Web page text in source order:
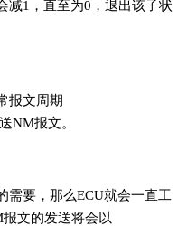
减1，直至为0，退出该子状
报文周期
NM报文。
需要，那么ECU就会一直工
文的发送将会以